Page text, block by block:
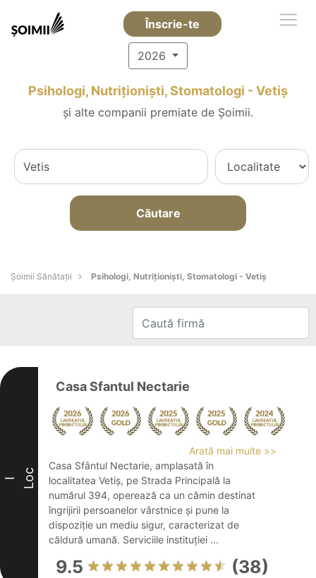
Înscrie-te
2026
Psihologi, Nutriționiști, Stomatologi - Vetiş
și alte companii premiate de Șoimii.
Căutare
Şoimii Sănătații Psihologi, Nutriționiști, Stomatologi - Vetiş
I Loc
Casa Sfantul Nectarie
Arată mai multe >>
Casa Sfântul Nectarie, amplasată în
localitatea Vetiș, pe Strada Principală la
numărul 394, operează ca un cămin destinat
îngrijirii persoanelor vârstnice și pune la
dispoziție un mediu sigur, caracterizat de
căldură umană. Serviciile instituției ...
9.5 (38)